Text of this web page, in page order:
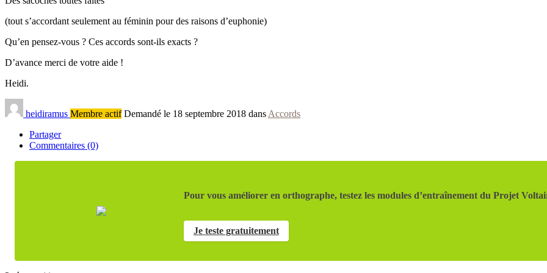
(tout s’accordant seulement au féminin pour des raisons d’euphonie)
Qu’en pensez-vous ? Ces accords sont-ils exacts ?
D’avance merci de votre aide !
Heidi.
heidiramus Membre actif Demandé le 18 septembre 2018 dans Accords
Partager
Commentaires (0)
Pour vous améliorer en orthographe, testez les modules d’entraînement du Projet
Je teste gratuitement